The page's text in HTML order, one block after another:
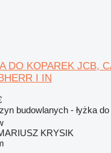
DO KOPAREK JCB,
I IN
budowlanych - łyżka
KRYSIK